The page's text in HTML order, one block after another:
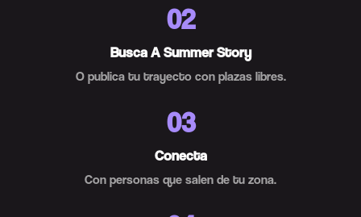
02
Busca A Summer Story
O publica tu trayecto con plazas libres.
03
Conecta
Con personas que salen de tu zona.